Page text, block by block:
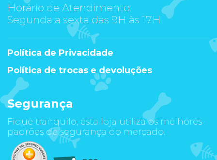
Horário de Atendimento:
Segunda a sexta das 9H às 17H
Política de Privacidade
Política de trocas e devoluções
Segurança
Fique tranquilo, esta loja utiliza os melhores
padrões de segurança do mercado.